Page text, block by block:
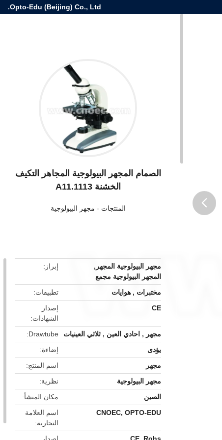
Opto-Edu (Beijing) Co., Ltd.
الصمام المجهر البيولوجية المجاهر التكيف
الخشنة A11.1113
المنتجات - مجهر البيولوجية
إبراز مجهر البيولوجية المجهر ,
المجهر البيولوجية مجمع
تطبيقات
مختبرات , هوايات
إصدار
الشهادات
CE
Drawtube
مجهر , احادي العين , ثلاثي العينيات
إضاءة
يؤدى
اسم المنتج
مجهر
نظرية
مجهر البيولوجية
مكان المنشأ
الصين
اسم العلامة
التجارية
CNOEC, OPTO-EDU